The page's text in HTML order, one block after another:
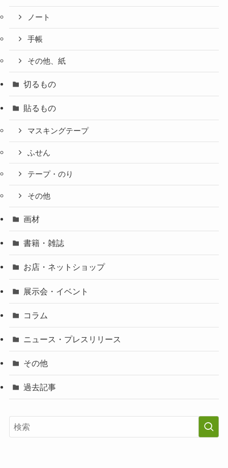
ノート
手帳
その他、紙
切るもの
貼るもの
マスキングテープ
ふせん
テープ・のり
その他
画材
書籍・雑誌
お店・ネットショップ
展示会・イベント
コラム
ニュース・プレスリリース
その他
過去記事